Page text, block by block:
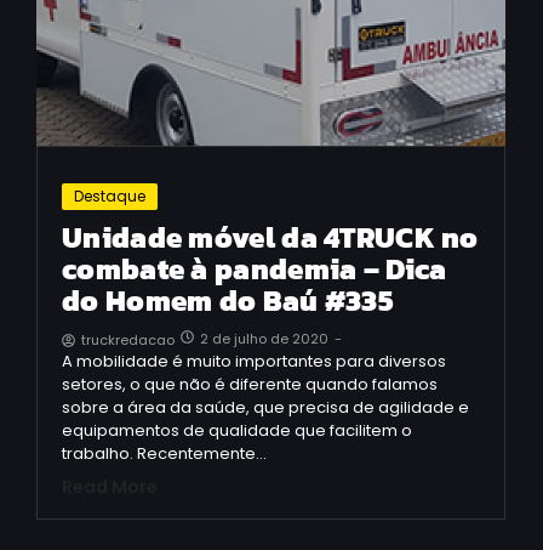
Destaque
Unidade móvel da 4TRUCK no
combate à pandemia – Dica
do Homem do Baú #335
truckredacao 2 de julho de 2020 -
A mobilidade é muito importantes para diversos
setores, o que não é diferente quando falamos
sobre a área da saúde, que precisa de agilidade e
equipamentos de qualidade que facilitem o
trabalho. Recentemente…